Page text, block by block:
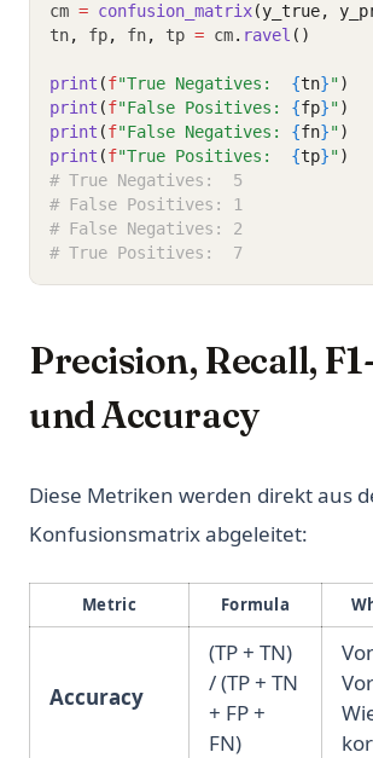
cm = confusion_matrix(y_true,
tn, fp, fn, tp = cm. ravel ()
print (f"True Negatives: {tn}")
print (f"False Positives: {fp}")
print (f"False Negatives: {fn}")
print (f"True Positives: {tp}")
# True Negatives:  5
# False Positives: 1
# False Negatives: 2
# True Positives:  7
Precision, Recall,
und Accuracy
Diese Metriken werden direkt aus
Konfusionsmatrix abgeleitet:
Metric Formula
Accuracy
(TP + TN)
/ (TP + TN
+ FP +
FN)